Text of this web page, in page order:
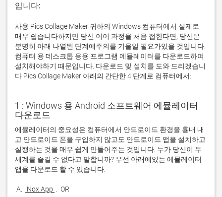
입니다:
사용 Pics Collage Maker 귀하의 Windows 컴퓨터에서 실제로
매우 쉽습니다하지만 당신 이이 과정을 처음 접한다면, 당신은
분명히 아래 나열된 단계에주의를 기울일 필요가있을 것입니다.
컴퓨터 용 데스크톱 응용 프로그램 에뮬레이터를 다운로드하여
설치해야하기 때문입니다. 다운로드 및 설치를 도와 드리겠습니
다 Pics Collage Maker 아래의 간단한 4 단계로 컴퓨터에서:
1 : Windows 용 Android 소프트웨어 에뮬레이터
다운로드
에뮬레이터의 중요성은 컴퓨터에서 안드로이드 환경을 흉내 내
고 안드로이드 폰을 구입하지 않고도 안드로이드 앱을 설치하고
실행하는 것을 매우 쉽게 만들어주는 것입니다. 누가 당신이 두
세계를 즐길 수 없다고 말합니까? 우선 아래에있는 에뮬레이터
A. Nox App